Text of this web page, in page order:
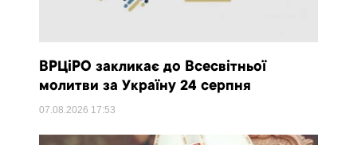
ВРЦіРО закликає до Всесвітньої
молитви за Україну 24 серпня
07.08.2026 17:53